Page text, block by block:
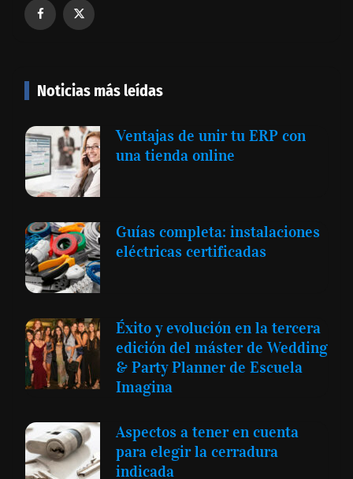
Noticias más leídas
Ventajas de unir tu ERP con
una tienda online
Guías completa: instalaciones
eléctricas certificadas
Éxito y evolución en la tercera
edición del máster de Wedding
& Party Planner de Escuela
Imagina
Aspectos a tener en cuenta
para elegir la cerradura
indicada